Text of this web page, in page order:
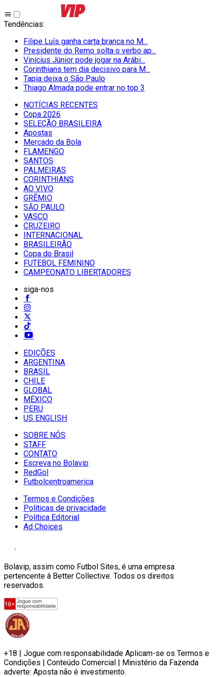
Tendências:
Filipe Luís ganha carta branca no M...
Presidente do Remo solta o verbo ap...
Vinícius Júnior pode jogar na Arábi...
Corinthians tem dia decisivo para M...
Tapia deixa o São Paulo
Thiago Almada pode entrar no top 3
NOTÍCIAS RECENTES
Copa 2026
SELEÇÃO BRASILEIRA
Apostas
Mercado da Bola
FLAMENGO
SANTOS
PALMEIRAS
CORINTHIANS
AO VIVO
GRÊMIO
SĀO PAULO
VASCO
CRUZEIRO
INTERNACIONAL
BRASILEIRÃO
Copa do Brasil
FUTEBOL FEMININO
CAMPEONATO LIBERTADORES
siga-nos
EDIÇÕES
ARGENTINA
BRASIL
CHILE
GLOBAL
MÉXICO
PERU
US ENGLISH
SOBRE NÓS
STAFF
CONTATO
Escreva no Bolavip
RedGol
Futbolcentroamerica
Termos e Condições
Políticas de privacidade
Política Editorial
Ad Choices
Bolavip, assim como Futbol Sites, é uma empresa
pertencente à Better Collective. Todos os direitos
reservados.
+18 | Jogue com responsabilidade Aplicam-se os Termos e
Condições | Conteúdo Comercial | Ministério da Fazenda
adverte: Aposta não é investimento.